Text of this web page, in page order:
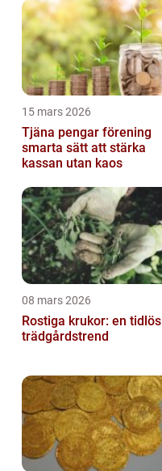
15 mars 2026
Tjäna pengar förening
smarta sätt att stärka
kassan utan kaos
08 mars 2026
Rostiga krukor: en tidlös
trädgårdstrend